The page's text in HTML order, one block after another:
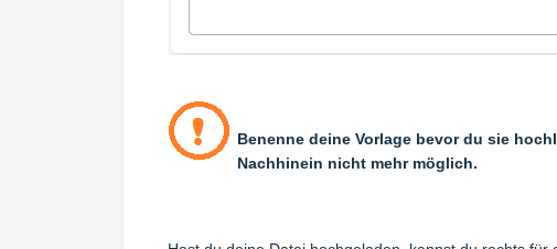
Benenne deine Vorlage bevor du sie
Nachhinein nicht mehr möglich.